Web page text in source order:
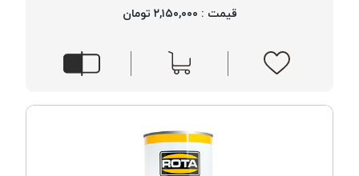
قیمت : ۲,۱۵۰,۰۰۰ تومان